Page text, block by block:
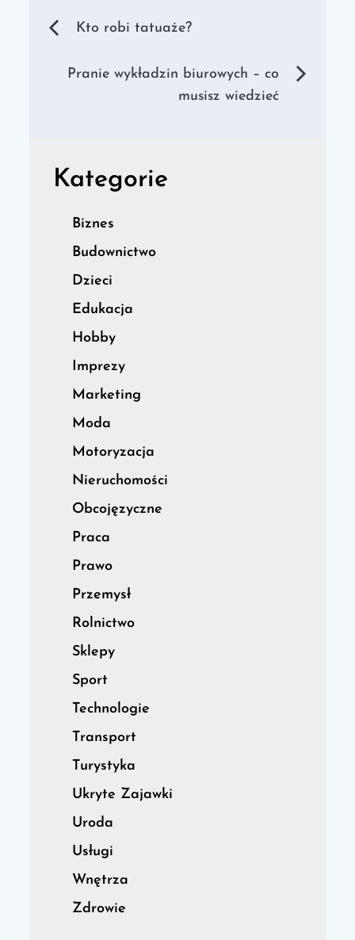
Nawigacja
wpisu
Kto robi tatuaże?
Pranie wykładzin biurowych – co
musisz wiedzieć
Kategorie
Biznes
Budownictwo
Dzieci
Edukacja
Hobby
Imprezy
Marketing
Moda
Motoryzacja
Nieruchomości
Obcojęzyczne
Praca
Prawo
Przemysł
Rolnictwo
Sklepy
Sport
Technologie
Transport
Turystyka
Ukryte Zajawki
Uroda
Usługi
Wnętrza
Zdrowie